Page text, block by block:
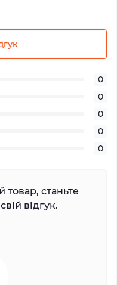
0
0
0
0
0
товар, станьте
відгук.